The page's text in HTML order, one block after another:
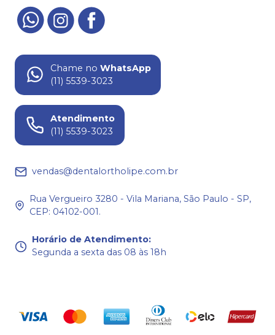
Chame no WhatsApp
(11) 5539-3023
Atendimento
(11) 5539-3023
vendas@dentalortholipe.com.br
Rua Vergueiro 3280 - Vila Mariana, São Paulo - SP,
CEP: 04102-001.
Horário de Atendimento:
Segunda a sexta das 08 às 18h